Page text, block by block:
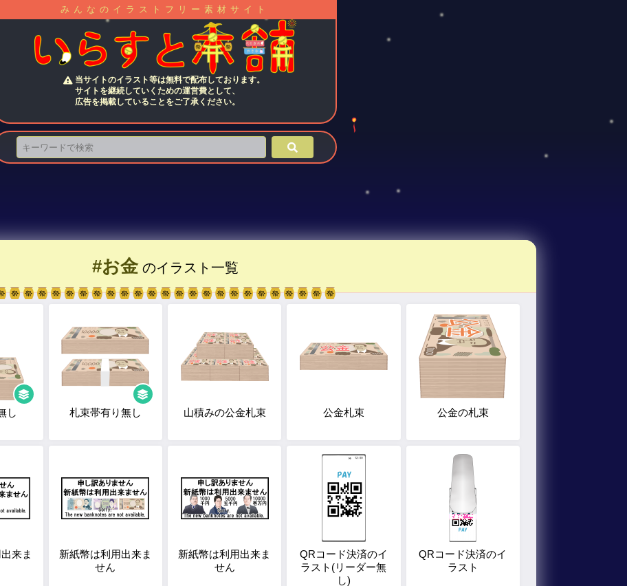
みんなのイラストフリー素材サイト
当サイトのイラスト等は無料で配布しております。
サイトを継続していくための運営費として、
広告を掲載していることをご了承ください。
#お金のイラスト一覧
し 札束帯有り無し 山積みの公金札束 公金札束 公金の札束
来ま
新紙幣は利用出来ま
せん
新紙幣は利用出来ま
せん
QRコード決済のイ
ラスト(リーダー無
し)
QRコード決済のイ
ラスト